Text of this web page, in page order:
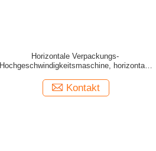
Horizontale Verpackungs-
Hochgeschwindigkeitsmaschine, horizontale
Kontakt